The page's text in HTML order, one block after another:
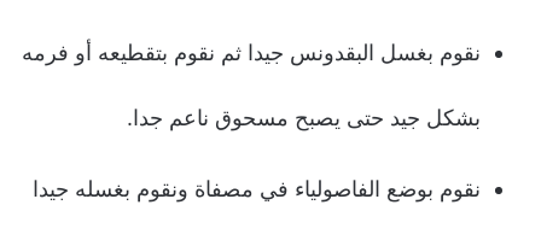
نقوم بغسل البقدونس جيدا ثم نقوم بتقطيعه أو فرمه
بشكل جيد حتى يصبح مسحوق ناعم جدا.
نقوم بوضع الفاصولياء في مصفاة ونقوم بغسله جيدا